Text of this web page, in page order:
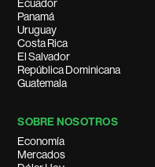
Ecuador
Panamá
Uruguay
Costa Rica
El Salvador
República Dominicana
Guatemala
SOBRE NOSOTROS
Economía
Mercados